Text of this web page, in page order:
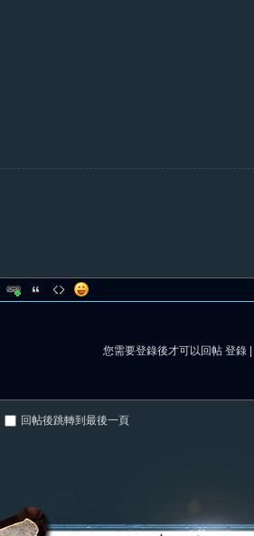
您需要登錄後才可以回帖 登錄
回帖後跳轉到最後一頁